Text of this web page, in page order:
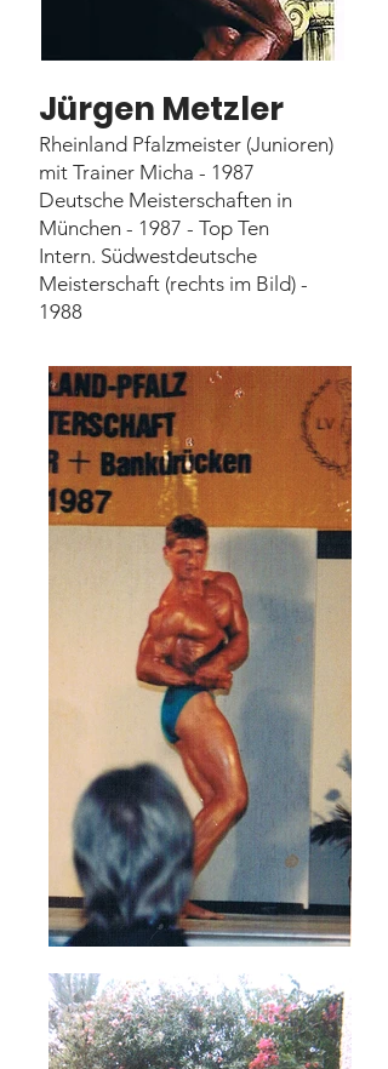
Jürgen Metzler
Rheinland Pfalzmeister (Junioren)
mit Trainer Micha - 1987
Deutsche Meisterschaften in
München - 1987 - Top Ten
Intern. Südwestdeutsche
Meisterschaft (rechts im Bild) -
1988